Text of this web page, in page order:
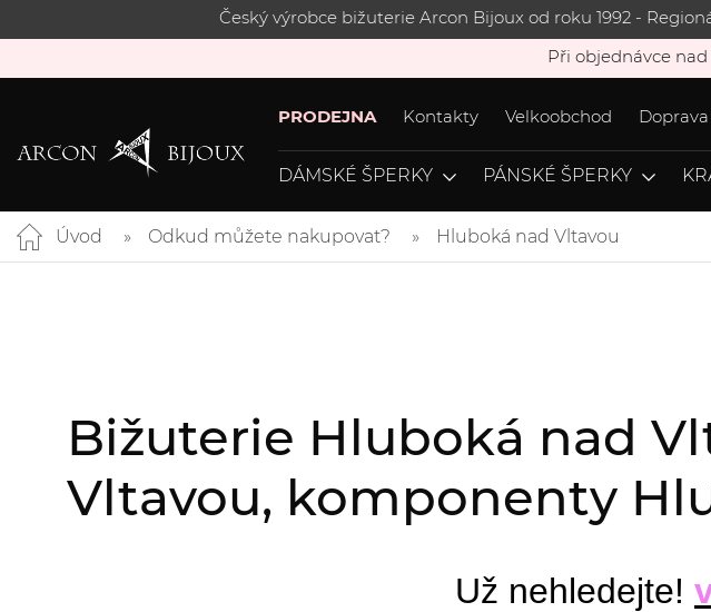
Český výrobce bižuterie Arcon Bijoux od roku 1992 -
Při objednávce nad
PRODEJNA Kontakty Velkoobchod
DÁMSKÉ ŠPERKY PÁNSKÉ ŠPERKY
Úvod Odkud můžete nakupovat? Hluboká nad Vltavou
Bižuterie Hluboká nad
Vltavou, komponenty
Už nehledejte!